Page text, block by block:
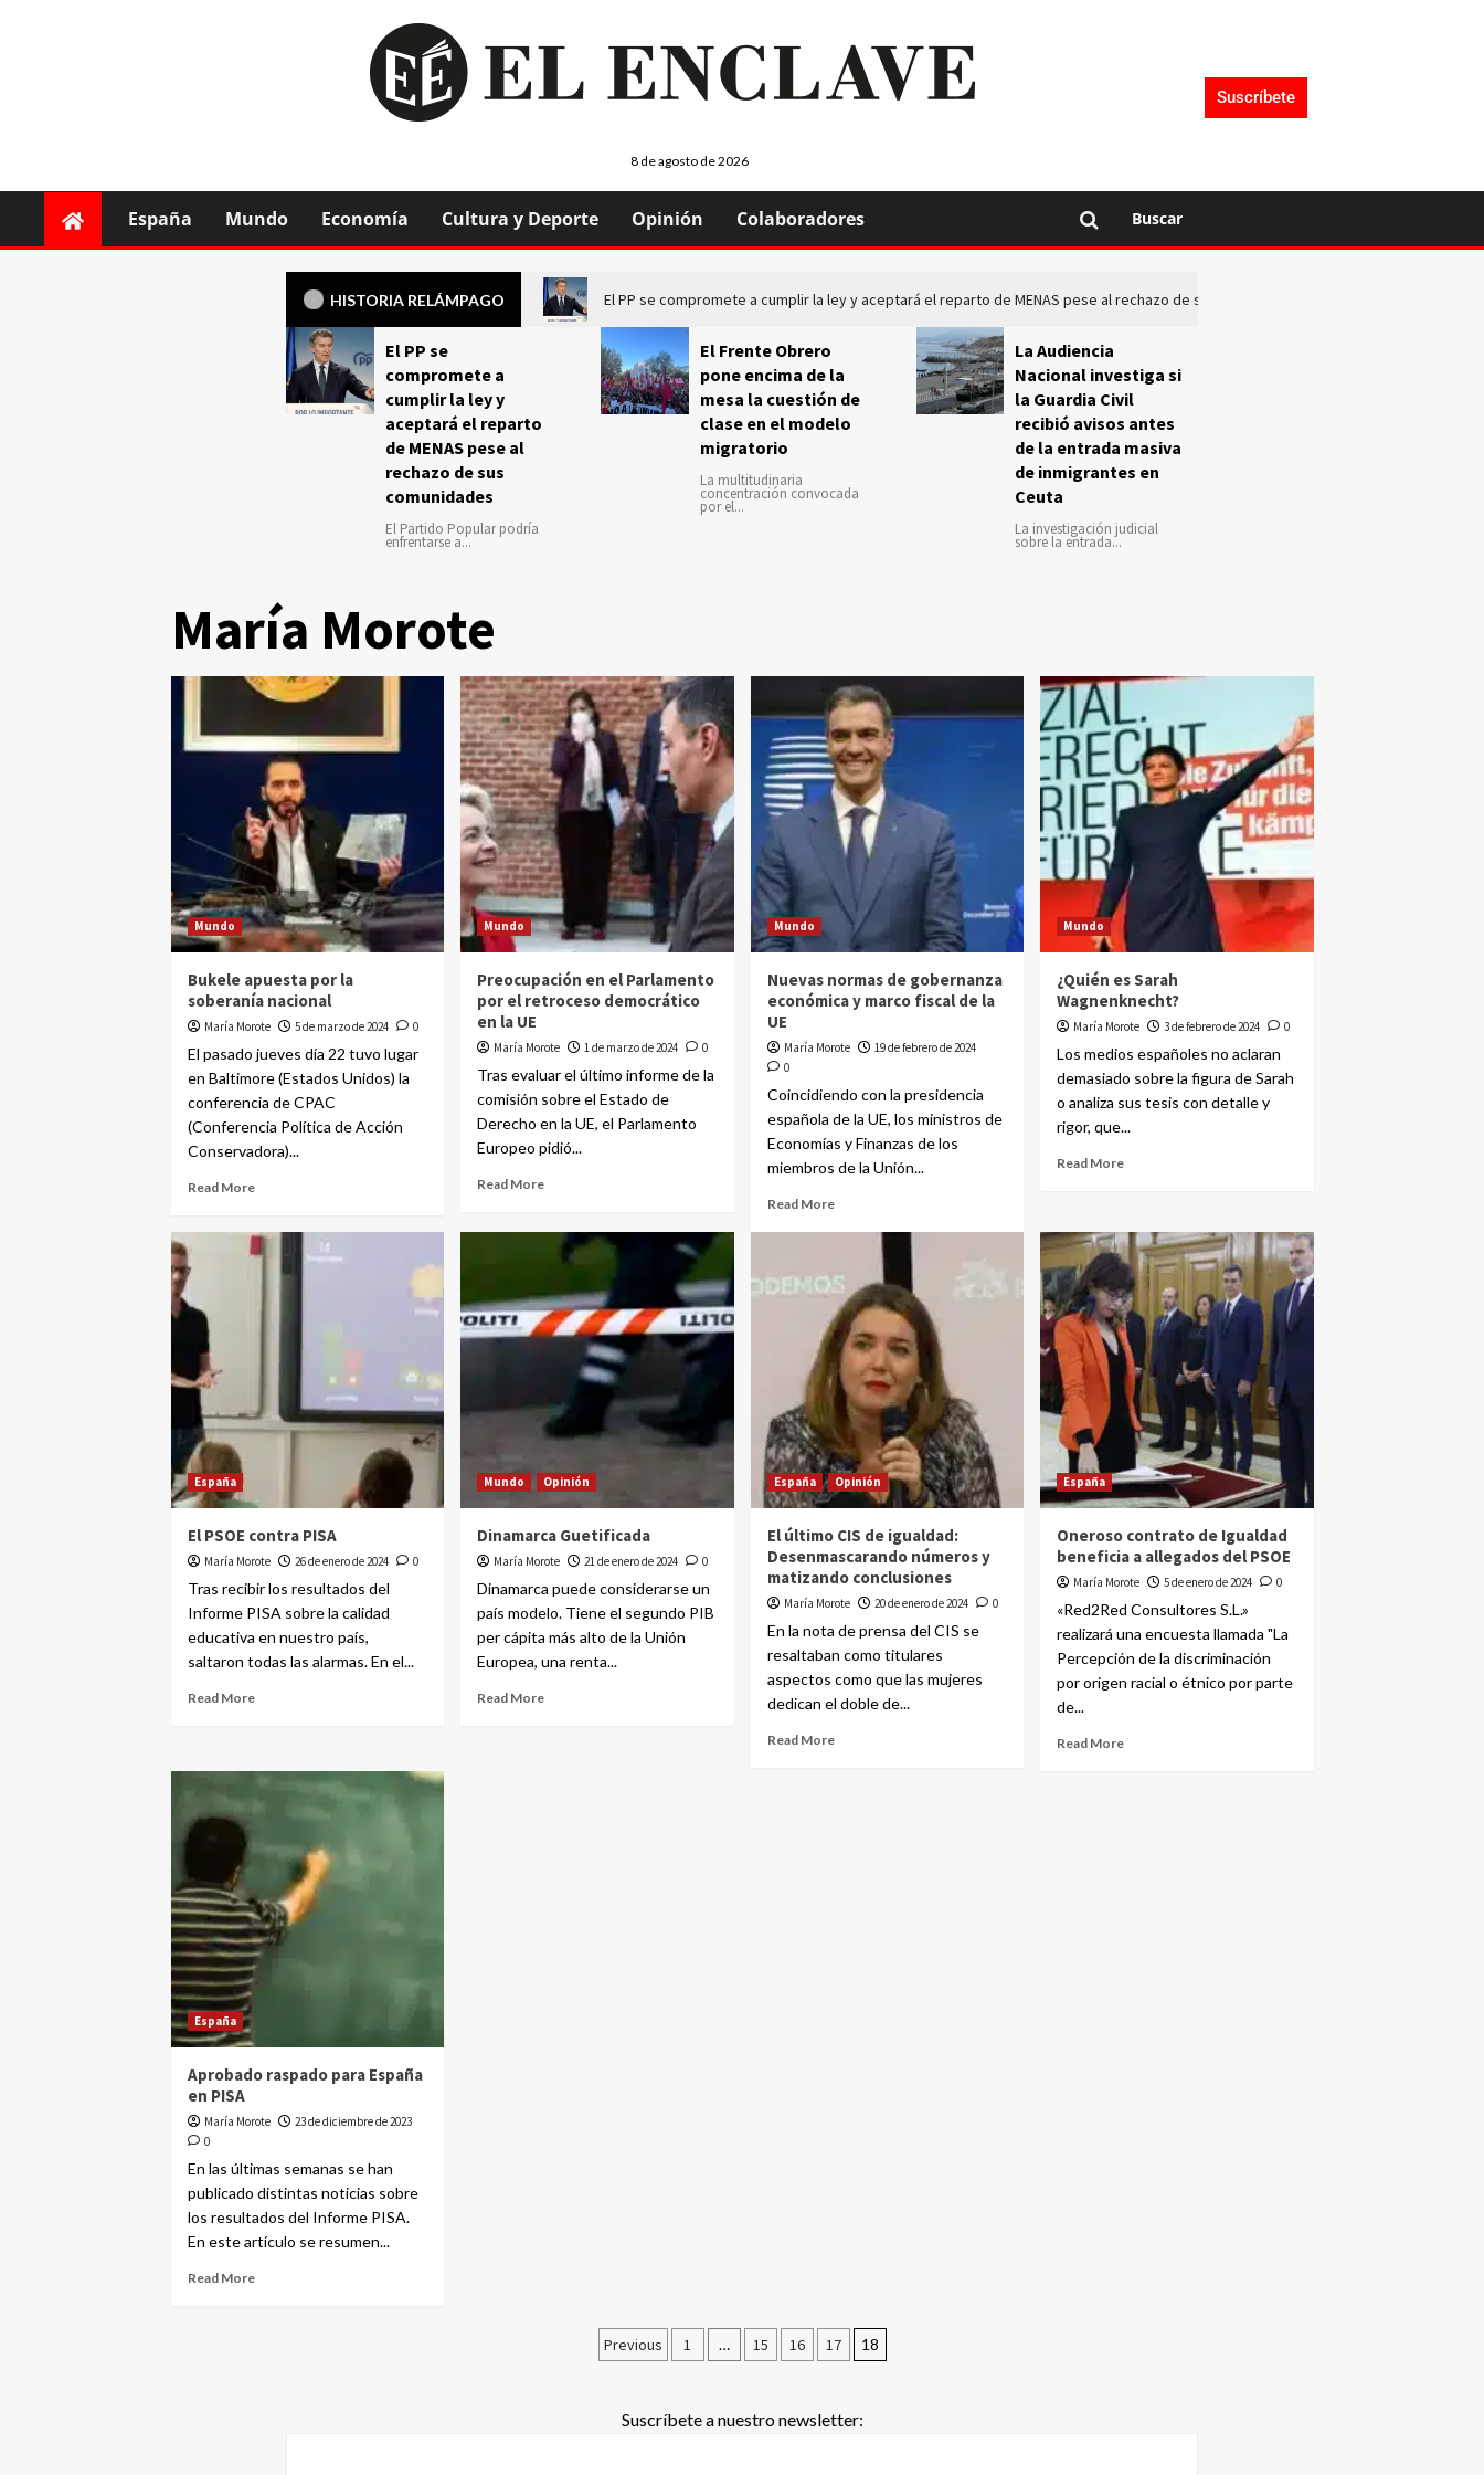
8 de agosto de 2026
Suscríbete
España Mundo Economía Cultura y Deporte Opinión Colaboradores Buscar
HISTORIA RELÁMPAGO El PP se compromete a cumplir la ley y aceptará el reparto de MENAS pese al rechazo de sus comunidades
El PP se
compromete a
cumplir la ley y
aceptará el reparto
de MENAS pese al
rechazo de sus
comunidades
El Partido Popular podría
enfrentarse a...
El Frente Obrero
pone encima de la
mesa la cuestión de
clase en el modelo
migratorio
La multitudinaria
concentración convocada
por el...
La Audiencia
Nacional investiga si
la Guardia Civil
recibió avisos antes
de la entrada masiva
de inmigrantes en
Ceuta
La investigación judicial
sobre la entrada...
María Morote
Mundo
Bukele apuesta por la
soberanía nacional
María Morote 5 de marzo de 2024 0
El pasado jueves día 22 tuvo lugar
en Baltimore (Estados Unidos) la
conferencia de CPAC
(Conferencia Política de Acción
Conservadora)...
Read More
Mundo
Preocupación en el Parlamento
por el retroceso democrático
en la UE
María Morote 1 de marzo de 2024 0
Tras evaluar el último informe de la
comisión sobre el Estado de
Derecho en la UE, el Parlamento
Europeo pidió...
Read More
Mundo
Nuevas normas de gobernanza
económica y marco fiscal de la
UE
María Morote
19 de febrero de 2024
0
Coincidiendo con la presidencia
española de la UE, los ministros de
Economías y Finanzas de los
miembros de la Unión...
Read More
Mundo
¿Quién es Sarah
Wagnenknecht?
María Morote 3 de febrero de 2024 0
Los medios españoles no aclaran
demasiado sobre la figura de Sarah
o analiza sus tesis con detalle y
rigor, que...
Read More
España
El PSOE contra PISA
María Morote 26 de enero de 2024 0
Tras recibir los resultados del
Informe PISA sobre la calidad
educativa en nuestro país,
saltaron todas las alarmas. En el...
Read More
Mundo Opinión
Dinamarca Guetificada
María Morote 21 de enero de 2024 0
Dinamarca puede considerarse un
país modelo. Tiene el segundo PIB
per cápita más alto de la Unión
Europea, una renta...
Read More
España Opinión
El último CIS de igualdad:
Desenmascarando números y
matizando conclusiones
María Morote 20 de enero de 2024 0
En la nota de prensa del CIS se
resaltaban como titulares
aspectos como que las mujeres
dedican el doble de...
Read More
España
Oneroso contrato de Igualdad
beneficia a allegados del PSOE
María Morote 5 de enero de 2024 0
«Red2Red Consultores S.L.»
realizará una encuesta llamada "La
Percepción de la discriminación
por origen racial o étnico por parte
de...
Read More
España
Aprobado raspado para España
en PISA
María Morote
23 de diciembre de 2023
0
En las últimas semanas se han
publicado distintas noticias sobre
los resultados del Informe PISA.
En este artículo se resumen...
Read More
Previous 1 … 15 16 17 18
Suscríbete a nuestro newsletter: